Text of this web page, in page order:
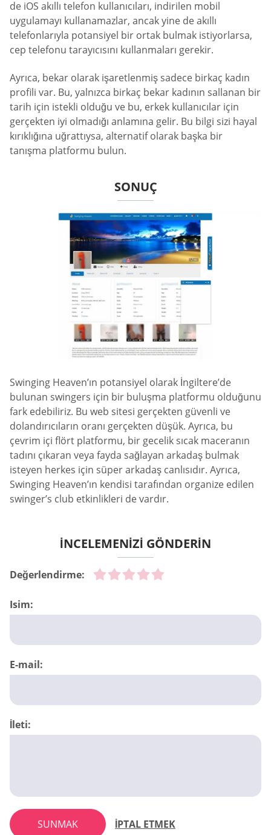
de iOS akıllı telefon kullanıcıları, indirilen mobil
uygulamayı kullanamazlar, ancak yine de akıllı
telefonlarıyla potansiyel bir ortak bulmak istiyorlarsa,
cep telefonu tarayıcısını kullanmaları gerekir.
Ayrıca, bekar olarak işaretlenmiş sadece birkaç kadın
profili var. Bu, yalnızca birkaç bekar kadının sallanan bir
tarih için istekli olduğu ve bu, erkek kullanıcılar için
gerçekten iyi olmadığı anlamına gelir. Bu bilgi sizi hayal
kırıklığına uğrattıysa, alternatif olarak başka bir
tanışma platformu bulun.
SONUÇ
Swinging Heaven’ın potansiyel olarak İngiltere’de
bulunan swingers için bir buluşma platformu olduğunu
fark edebiliriz. Bu web sitesi gerçekten güvenli ve
dolandırıcıların oranı gerçekten düşük. Ayrıca, bu
çevrim içi flört platformu, bir gecelik sıcak maceranın
tadını çıkaran veya fayda sağlayan arkadaş bulmak
isteyen herkes için süper arkadaş canlısıdır. Ayrıca,
Swinging Heaven’ın kendisi tarafından organize edilen
swinger’s club etkinlikleri de vardır.
İNCELEMENİZİ GÖNDERİN
Değerlendirme:
Isim:
E-mail:
İleti:
SUNMAK İPTAL ETMEK